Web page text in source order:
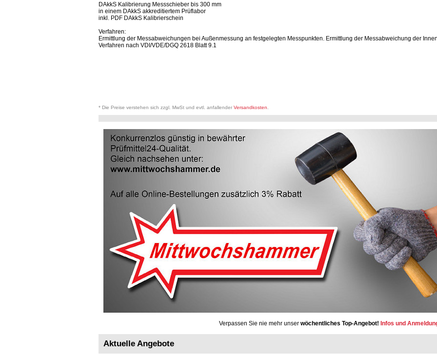
DAkkS Kalibrierung Messschieber bis 300 mm
in einem DAkkS akkreditiertem Prüflabor
inkl. PDF DAkkS Kalibrierschein
Verfahren:
Ermittlung der Messabweichungen bei Außenmessung an festgelegten Messpunkten. Ermittlung der Messabweichung der
Verfahren nach VDI/VDE/DGQ 2618 Blatt 9.1
* Die Preise verstehen sich zzgl. MwSt und evtl. anfallender Versandkosten
Verpassen Sie nie mehr unser wöchentliches Top-Angebot! Infos und
Aktuelle Angebote